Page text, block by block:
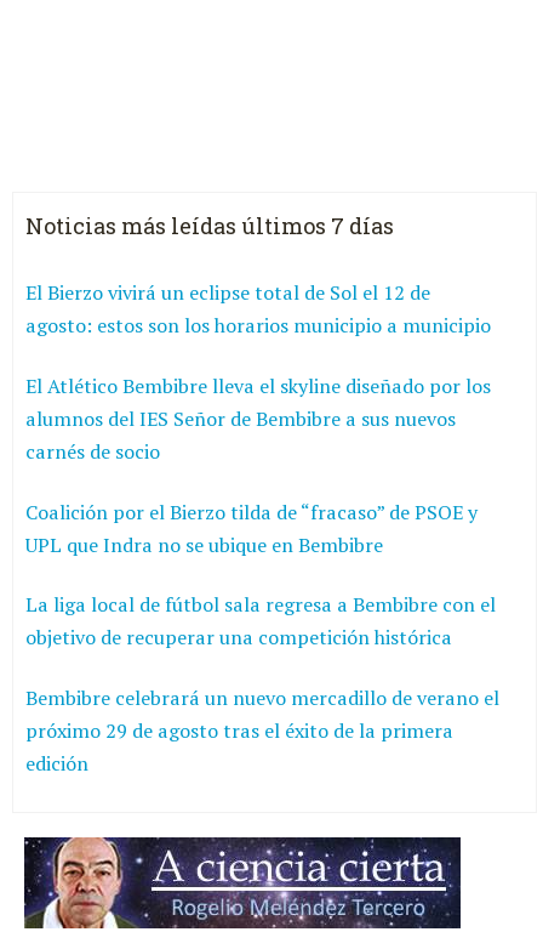
Noticias más leídas últimos 7 días
El Bierzo vivirá un eclipse total de Sol el 12 de
agosto: estos son los horarios municipio a municipio
El Atlético Bembibre lleva el skyline diseñado por los
alumnos del IES Señor de Bembibre a sus nuevos
carnés de socio
Coalición por el Bierzo tilda de “fracaso” de PSOE y
UPL que Indra no se ubique en Bembibre
La liga local de fútbol sala regresa a Bembibre con el
objetivo de recuperar una competición histórica
Bembibre celebrará un nuevo mercadillo de verano el
próximo 29 de agosto tras el éxito de la primera
edición